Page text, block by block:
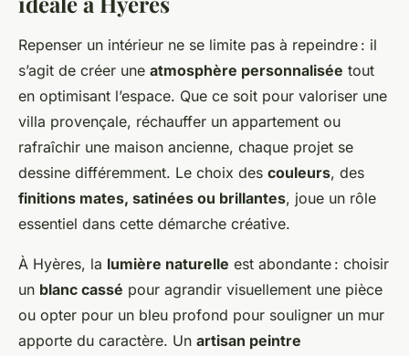
Repenser un intérieur ne se limite pas à repeindre : il
s’agit de créer une atmosphère personnalisée tout
en optimisant l’espace. Que ce soit pour valoriser une
villa provençale, réchauffer un appartement ou
rafraîchir une maison ancienne, chaque projet se
dessine différemment. Le choix des couleurs, des
finitions mates, satinées ou brillantes, joue un rôle
essentiel dans cette démarche créative.
À Hyères, la lumière naturelle est abondante : choisir
un blanc cassé pour agrandir visuellement une pièce
ou opter pour un bleu profond pour souligner un mur
apporte du caractère. Un artisan peintre